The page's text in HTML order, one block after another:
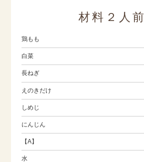
材料２人前
鶏もも
白菜
長ねぎ
えのきだけ
しめじ
にんじん
【A】
水